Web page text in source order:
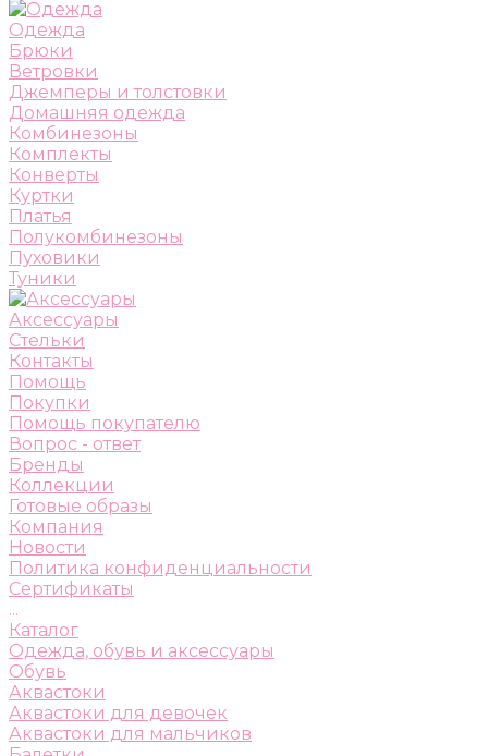
Одежда
Брюки
Ветровки
Джемперы и толстовки
Домашняя одежда
Комбинезоны
Комплекты
Конверты
Куртки
Платья
Полукомбинезоны
Пуховики
Туники
Аксессуары
Стельки
Контакты
Помощь
Покупки
Помощь покупателю
Вопрос - ответ
Бренды
Коллекции
Готовые образы
Компания
Новости
Политика конфиденциальности
Сертификаты
...
Каталог
Одежда, обувь и аксессуары
Обувь
Аквастоки
Аквастоки для девочек
Аквастоки для мальчиков